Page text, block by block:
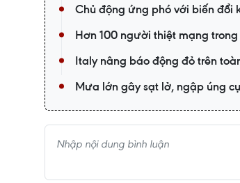
Chủ động ứng phó với biến đổi
Hơn 100 người thiệt mạng
Italy nâng báo động đỏ trên
Mưa lớn gây sạt lở, ngập úng